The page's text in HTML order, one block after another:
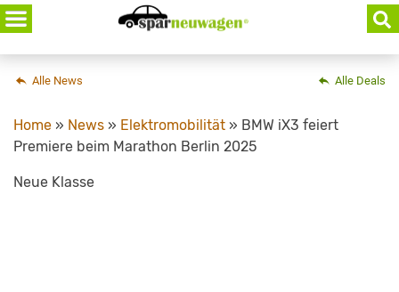
Skip
to
content
Alle Deals
Alle News
Home » News » Elektromobilität » BMW iX3 feiert
Premiere beim Marathon Berlin 2025
Neue Klasse